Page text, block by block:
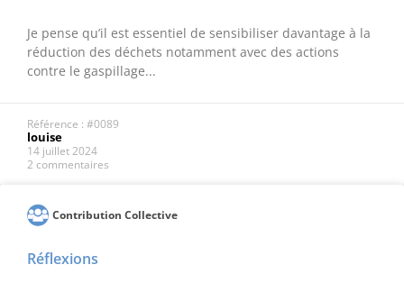
Je pense qu’il est essentiel de sensibiliser davantage à la
réduction des déchets notamment avec des actions
contre le gaspillage...
Référence : #0089
louise
14 juillet 2024
2 commentaires
Contribution Collective
Réflexions